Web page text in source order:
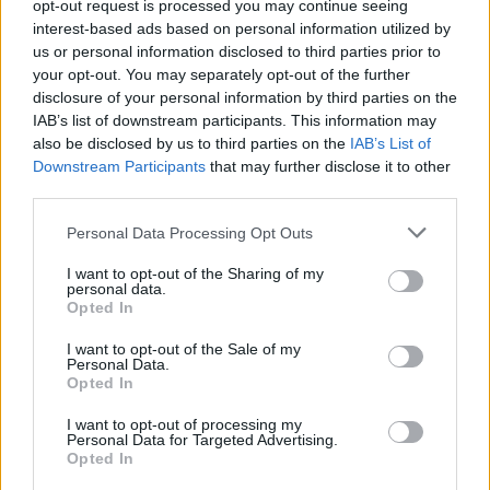
opt-out request is processed you may continue seeing
interest-based ads based on personal information utilized by
us or personal information disclosed to third parties prior to
your opt-out. You may separately opt-out of the further
disclosure of your personal information by third parties on the
IAB’s list of downstream participants. This information may
also be disclosed by us to third parties on the IAB’s List of
Downstream Participants that may further disclose it to other
Personal Data Processing Opt Outs
I want to opt-out of the Sharing of my
personal data.
Opted In
I want to opt-out of the Sale of my
Personal Data.
Opted In
I want to opt-out of processing my
Personal Data for Targeted Advertising.
Opted In
βασικό.Ο «Κολοσσός» δεν δείχνει να έχει
κατασταλάξει ακόμη σε μία συγκεκριμένη
επιλογή παικτών.Οι αλλαγές του ήρθαν μετά
το 70′ και ενώ είχε επιτραπεί στονΜάζουρεκ,
που δεν φημίζεται για τις εκτελέσεις του να
χτυπήσει αυτός το πέναλτι.
Κι όμως, οφείλουμε να αναγνωρίσουμε ότι παρά
τα όποια κακώς κείμενα, ο Δέλλας με τους
παίκτες που έριξε στο γήπεδο γύρισε το
παιχνίδι.Gamechanger και με τι τρόποο
Μανθάτης. Μαγικό γκολ, δραστήριος και
τσαμπουκάς. Τρομερός τρόπος να κάνεις
ντεμπούτο, μακάρι να συνεχίσει έτσι.
Νίκο Ματσόλαμέσα σε λίγες επαφές έδειξε
το τι στερούταν ο Παναιτωλικός τρεις μήνες